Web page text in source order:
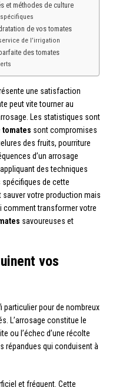
et méthodes de culture
de vos tomates
de l’irrigation
des tomates
une satisfaction
peut vite tourner au
Les statistiques sont
tomates sont compromises
des fruits, pourriture
d’un arrosage
des techniques
de cette
votre production mais
comment transformer votre
savoureuses et
vos
particulier pour de nombreux
L’arrosage constitue le
ou l’échec d’une récolte
répandues qui conduisent à
et fréquent. Cette